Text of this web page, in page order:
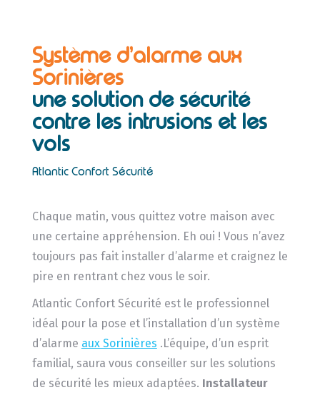
Système d’alarme aux
Sorinières
une solution de sécurité
contre les intrusions et les
vols
Atlantic Confort Sécurité
Chaque matin, vous quittez votre maison avec
une certaine appréhension. Eh oui ! Vous n’avez
toujours pas fait installer d’alarme et craignez le
pire en rentrant chez vous le soir.
Atlantic Confort Sécurité est le professionnel
idéal pour la pose et l’installation d’un système
d’alarme aux Sorinières .L’équipe, d’un esprit
familial, saura vous conseiller sur les solutions
de sécurité les mieux adaptées. Installateur